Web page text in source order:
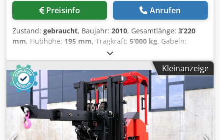
Preisinfo Anrufen
Zustand: gebraucht, Baujahr: 2010, Gesamtlänge: 3’220
mm, Hubhöhe: 195 mm, Tragkraft: 5’000 kg, Gabeln:
Dedpfxjxdn A Se Agtekr Ik-ik 160mm, ak-ak 580mm, Gabeln
L=2400mm, B=210mm, H=75mm
Kleinanzeige